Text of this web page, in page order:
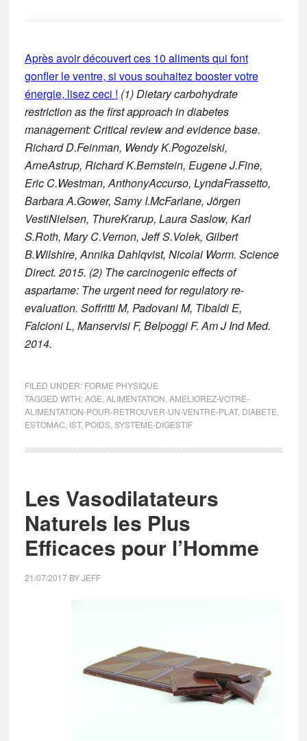
Après avoir découvert ces 10 aliments qui font
gonfler le ventre, si vous souhaitez booster votre
énergie, lisez ceci ! (1) Dietary carbohydrate
restriction as the first approach in diabetes
management: Critical review and evidence base.
Richard D.Feinman, Wendy K.Pogozelski,
ArneAstrup, Richard K.Bernstein, Eugene J.Fine,
Eric C.Westman, AnthonyAccurso, LyndaFrassetto,
Barbara A.Gower, Samy I.McFarlane, Jörgen
VestiNielsen, ThureKrarup, Laura Saslow, Karl
S.Roth, Mary C.Vernon, Jeff S.Volek, Gilbert
B.Wilshire, Annika Dahlqvist, Nicolai Worm. Science
Direct. 2015. (2) The carcinogenic effects of
aspartame: The urgent need for regulatory re-
evaluation. Soffritti M, Padovani M, Tibaldi E,
Falcioni L, Manservisi F, Belpoggi F. Am J Ind Med.
2014.
FILED UNDER: FORME PHYSIQUE
TAGGED WITH:AGE ALIMENTATION AMELIOREZ-VOTRE-
ALIMENTATION-POUR-RETROUVER-UN-VENTRE-PLAT, DIABETE
ESTOMAC IST, POIDS, SYSTEME-DIGESTIF
Les Vasodilatateurs
Naturels les Plus
Efficaces pour l’Homme
21/07/2017BYJEFF